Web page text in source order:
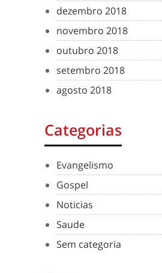
dezembro 2018
novembro 2018
outubro 2018
setembro 2018
agosto 2018
Categorias
Evangelismo
Gospel
Noticias
Saude
Sem categoria